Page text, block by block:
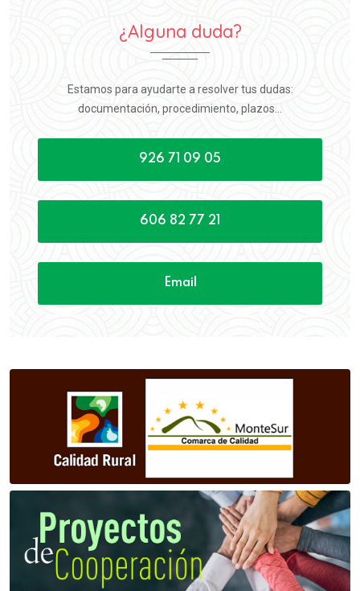
¿Alguna duda?
Estamos para ayudarte a resolver tus dudas:
documentación, procedimiento, plazos...
926 71 09 05
606 82 77 21
Email